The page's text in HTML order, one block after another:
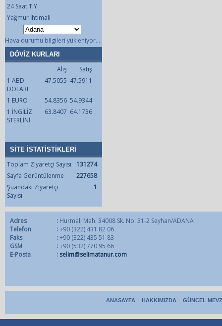
24 Saat T.Y.
Yağmur İhtimali
Hava durumu bilgileri yükleniyor...
DÖVİZ KURLARI
Alış
Satış
1 ABD
DOLARI
47.5055 47.5911
1 EURO 54.8356 54.9344
1 İNGİLİZ
STERLİNİ
63.8407 64.1736
SİTE İSTATİSTİKLERİ
Toplam Ziyaretçi Sayısı
131274
Sayfa Görüntülenme
227658
Şuandaki Ziyaretçi
Sayısı
1
Adres : Hurmalı Mah. 34008 Sk. No: 31-2 Seyhan/ADANA
Telefon
:+90 (322) 431 82 06
Faks
:+90 (322) 435 51 83
GSM
:+90 (532) 770 95 66
E-Posta
: selim@selimatanur.com
ANASAYFA HAKKIMIZDA GÜNCEL